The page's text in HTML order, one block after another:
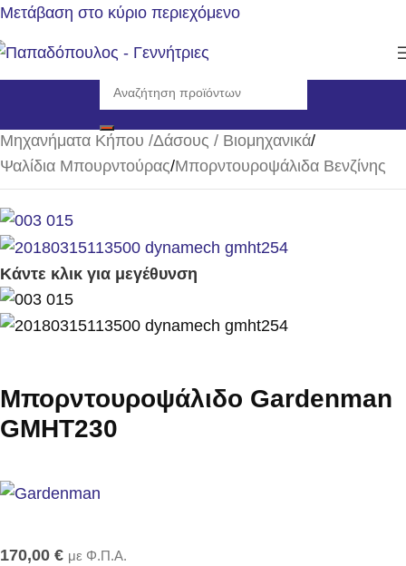
Μετάβαση στο κύριο περιεχόμενο
Αρχική σελίδα/
Μηχανήματα Κήπου /Δάσους / Βιομηχανικά/
Ψαλίδια Μπουρντούρας/Μπορντουροψάλιδα Βενζίνης
Κάντε κλικ για μεγέθυνση
Μπορντουροψάλιδο Gardenman
GMHT230
170,00 € με Φ.Π.Α.